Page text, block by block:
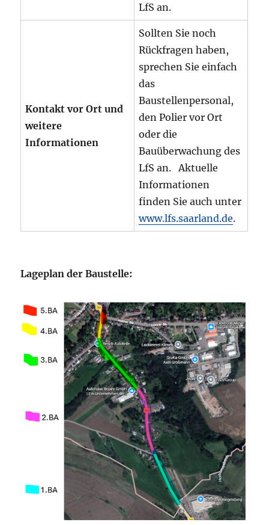
LfS an.
Kontakt vor Ort und
weitere
Informationen
Sollten Sie noch
Rückfragen haben,
sprechen Sie einfach
das
Baustellenpersonal,
den Polier vor Ort
oder die
Bauüberwachung des
LfS an. Aktuelle
Informationen
finden Sie auch unter
www.lfs.saarland.de.
Lageplan der Baustelle: